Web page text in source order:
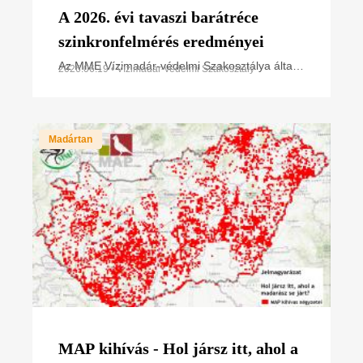
A 2026. évi tavaszi barátréce
szinkronfelmérés eredményei
Az MME Vízimadár-védelmi Szakosztálya által
2026.06.19 • Vízimadár-védelmi Szakosztály
Madártan
MAP kihívás - Hol jársz itt, ahol a